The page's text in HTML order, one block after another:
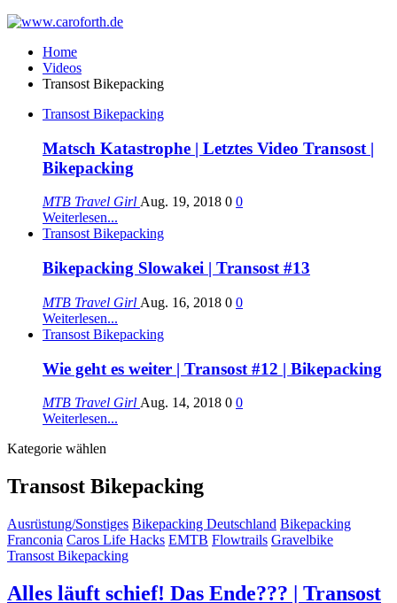
Home
Videos
Transost Bikepacking
Transost Bikepacking
Matsch Katastrophe | Letztes Video Transost |
Bikepacking
MTB Travel Girl Aug. 19, 2018 0 0
Weiterlesen...
Transost Bikepacking
Bikepacking Slowakei | Transost #13
MTB Travel Girl Aug. 16, 2018 0 0
Weiterlesen...
Transost Bikepacking
Wie geht es weiter | Transost #12 | Bikepacking
MTB Travel Girl Aug. 14, 2018 0 0
Weiterlesen...
Kategorie wählen
Transost Bikepacking
Ausrüstung/Sonstiges Bikepacking Deutschland Bikepacking
Franconia Caros Life Hacks EMTB Flowtrails Gravelbike
Transost Bikepacking
Alles läuft schief! Das Ende??? | Transost